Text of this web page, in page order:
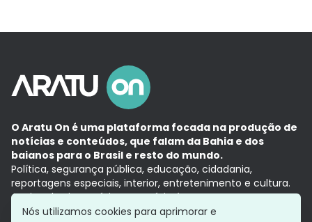
O Aratu On é uma plataforma focada na produção de
notícias e conteúdos, que falam da Bahia e dos
baianos para o Brasil e resto do mundo.
Política, segurança pública, educação, cidadania,
reportagens especiais, interior, entretenimento e cultura.
Aqui, tudo vira notícia e a notícia é no tempo presente,
com a credibilidade do Grupo Aratu.
Nós utilizamos cookies para aprimorar e